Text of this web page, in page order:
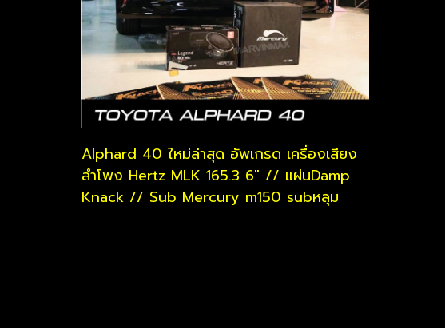
Alphard​ 40​ ใหม่​ล่าสุด​ อัพเกรด​ เครื่องเสียง​
ลำโพง​ ​Hertz​ MLK 165.3 6" // แผ่น​Damp​
Knack // Sub​ Mercury​ m150​ subหลุม